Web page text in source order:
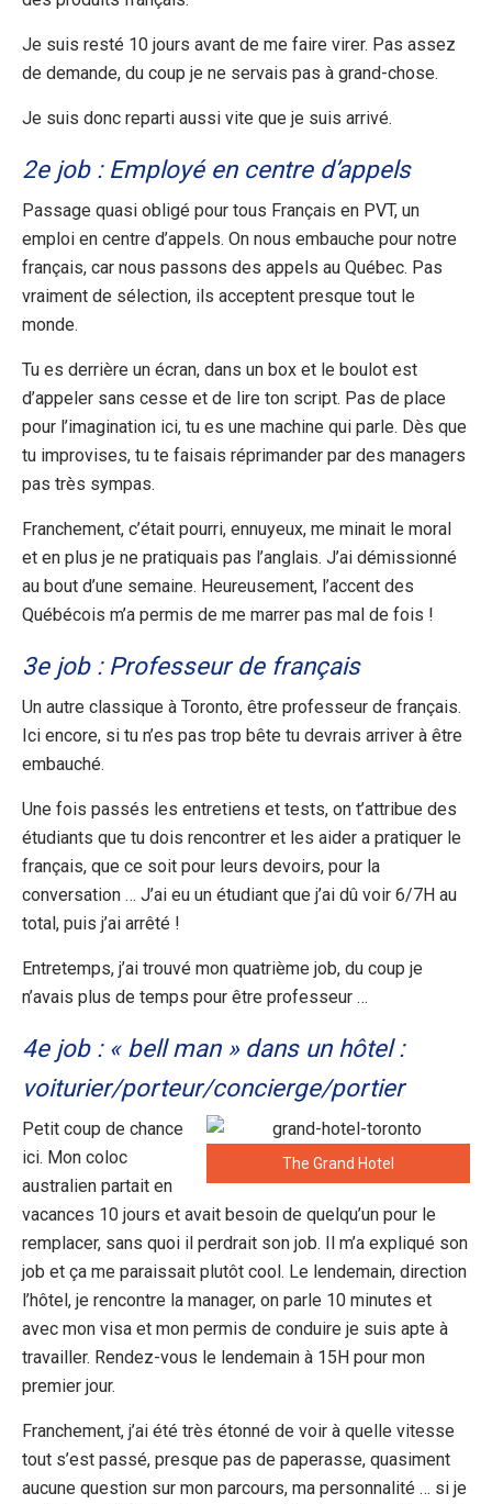
Je suis resté 10 jours avant de me faire virer. Pas assez
de demande, du coup je ne servais pas à grand-chose.
Je suis donc reparti aussi vite que je suis arrivé.
2e job : Employé en centre d’appels
Passage quasi obligé pour tous Français en PVT, un
emploi en centre d’appels. On nous embauche pour notre
français, car nous passons des appels au Québec. Pas
vraiment de sélection, ils acceptent presque tout le
monde.
Tu es derrière un écran, dans un box et le boulot est
d’appeler sans cesse et de lire ton script. Pas de place
pour l’imagination ici, tu es une machine qui parle. Dès que
tu improvises, tu te faisais réprimander par des managers
pas très sympas.
Franchement, c’était pourri, ennuyeux, me minait le moral
et en plus je ne pratiquais pas l’anglais. J’ai démissionné
au bout d’une semaine. Heureusement, l’accent des
Québécois m’a permis de me marrer pas mal de fois !
3e job : Professeur de français
Un autre classique à Toronto, être professeur de français.
Ici encore, si tu n’es pas trop bête tu devrais arriver à être
embauché.
Une fois passés les entretiens et tests, on t’attribue des
étudiants que tu dois rencontrer et les aider a pratiquer le
français, que ce soit pour leurs devoirs, pour la
conversation … J’ai eu un étudiant que j’ai dû voir 6/7H au
total, puis j’ai arrêté !
Entretemps, j’ai trouvé mon quatrième job, du coup je
n’avais plus de temps pour être professeur …
4e job : « bell man » dans un hôtel :
voiturier/porteur/concierge/portier
The Grand Hotel
Petit coup de chance
ici. Mon coloc
australien partait en
vacances 10 jours et avait besoin de quelqu’un pour le
remplacer, sans quoi il perdrait son job. Il m’a expliqué son
job et ça me paraissait plutôt cool. Le lendemain, direction
l’hôtel, je rencontre la manager, on parle 10 minutes et
avec mon visa et mon permis de conduire je suis apte à
travailler. Rendez-vous le lendemain à 15H pour mon
premier jour.
Franchement, j’ai été très étonné de voir à quelle vitesse
tout s’est passé, presque pas de paperasse, quasiment
aucune question sur mon parcours, ma personnalité … si je